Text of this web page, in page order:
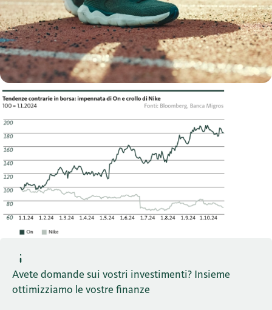
Avete domande sui vostri investimenti? Insieme
ottimizziamo le vostre finanze